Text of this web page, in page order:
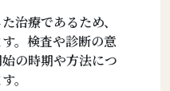
治療であるため、
。検査や診断の意
の時期や方法につ
。